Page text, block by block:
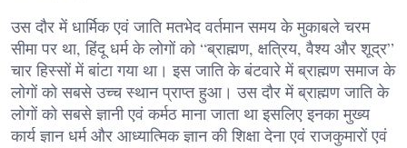
उस दौर में धार्मिक एवं जाति मतभेद वर्तमान समय के मुकाबले चरम
सीमा पर था, हिंदू धर्म के लोगों को “ब्राह्मण, क्षत्रिय, वैश्य और शूद्र”
चार हिस्सों में बांटा गया था। इस जाति के बंटवारे में ब्राह्मण समाज के
लोगों को सबसे उच्च स्थान प्राप्त हुआ। उस दौर में ब्राह्मण जाति के
लोगों को सबसे ज्ञानी एवं कर्मठ माना जाता था इसलिए इनका मुख्य
कार्य ज्ञान धर्म और आध्यात्मिक ज्ञान की शिक्षा देना एवं राजकुमारों एवं